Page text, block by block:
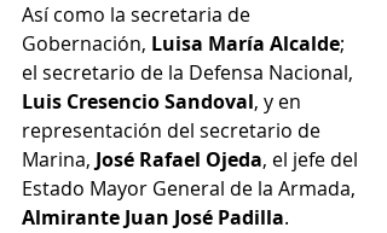
Así como la secretaria de
Gobernación, Luisa María Alcalde;
el secretario de la Defensa Nacional,
Luis Cresencio Sandoval, y en
representación del secretario de
Marina, José Rafael Ojeda, el jefe del
Estado Mayor General de la Armada,
Almirante Juan José Padilla.